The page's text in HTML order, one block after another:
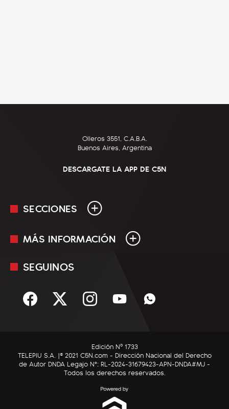
Olleros 3551, C.A.B.A.
Buenos Aires, Argentina
DESCARGATE LA APP DE C5N
SECCIONES
En Vivo
Sociedad
C5N Autos
RatingCero
MÁS INFORMACIÓN
Mediakit
Términos y condiciones
SEGUINOS
Edición Nº 1733
TELEPIU S.A. |© 2021 C5N.com - Dirección Nacional del Derecho
de Autor DNDA Legajo N°: RL-2024-31679423-APN-DNDA#MJ -
Todos los derechos reservados.